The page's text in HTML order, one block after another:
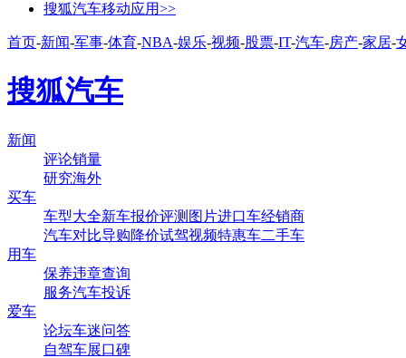
搜狐汽车移动应用>>
首页-新闻-军事-体育-NBA-娱乐-视频-股票-IT-汽车-房产-家居-
搜狐汽车
新闻
评论销量
研究海外
买车
车型大全新车报价评测 图片进口车经销商
汽车对比导购降价试驾视频特惠车二手车
用车
保养违章查询
服务汽车投诉
爱车
论坛车迷问答
自驾车展口碑